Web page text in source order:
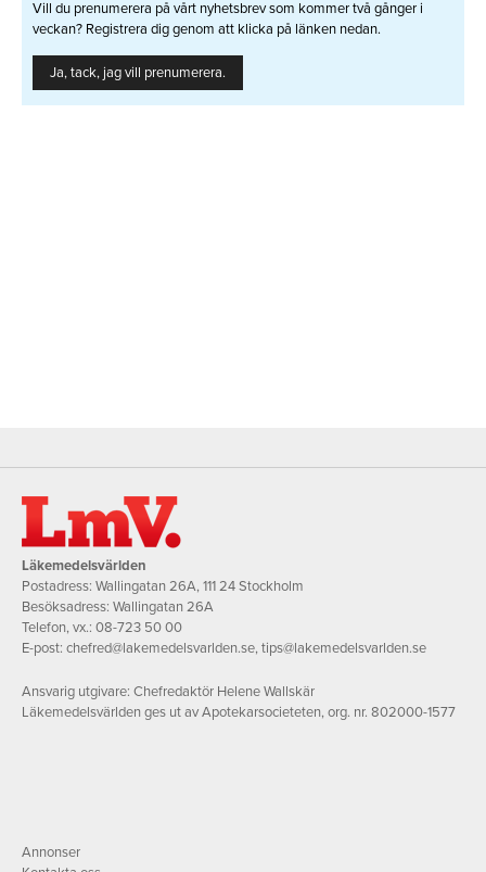
Vill du prenumerera på vårt nyhetsbrev som kommer två gånger i
veckan? Registrera dig genom att klicka på länken nedan.
Ja, tack, jag vill prenumerera.
Läkemedelsvärlden
Postadress: Wallingatan 26A, 111 24 Stockholm
Besöksadress: Wallingatan 26A
Telefon, vx.: 08-723 50 00
E-post: chefred@lakemedelsvarlden.se,tips@lakemedelsvarlden.se
Ansvarig utgivare: Chefredaktör Helene Wallskär
Läkemedelsvärlden ges ut av Apotekarsocieteten, org. nr. 802000-1577
Annonser